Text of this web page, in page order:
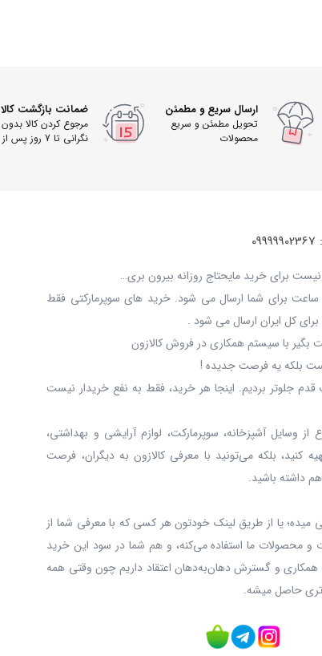
ارسال سریع و مطمئن
تحویل مطمئن و سریع
محصولات
ضمانت بازگشت کالا
مرجوع کردن کالا بدون
نگرانی تا 7 روز پس از
نیست برای خرید مایحتاج روزانه بیرون بری…
ساعت برای شما ارسال می شود. خرید های سوپرمارکتی فقط
کل ایران ارسال می شود .
بگیر با سیستم همکاری در فروش کالازون
بلکه یه فرصت جدیده !
قدم جلوتر بردیم. اینجا هر خرید، فقط به نفع خریدار نیست
وسایل آشپزخانه، سوپرمارکت، لوازم آرایشی و بهداشتی،
کنید، بلکه می‌تونید با معرفی کالازون به دیگران، فرصت
داشته باشید.
یا از طریق لینک خودتون هر کسی که با معرفی شما از
محصولات ما استفاده می‌کنه، و هم شما در سود این خرید
همکاری و گسترش دهان‌به‌دهان اعتقاد داریم چون وقتی همه
تری حاصل میشه.